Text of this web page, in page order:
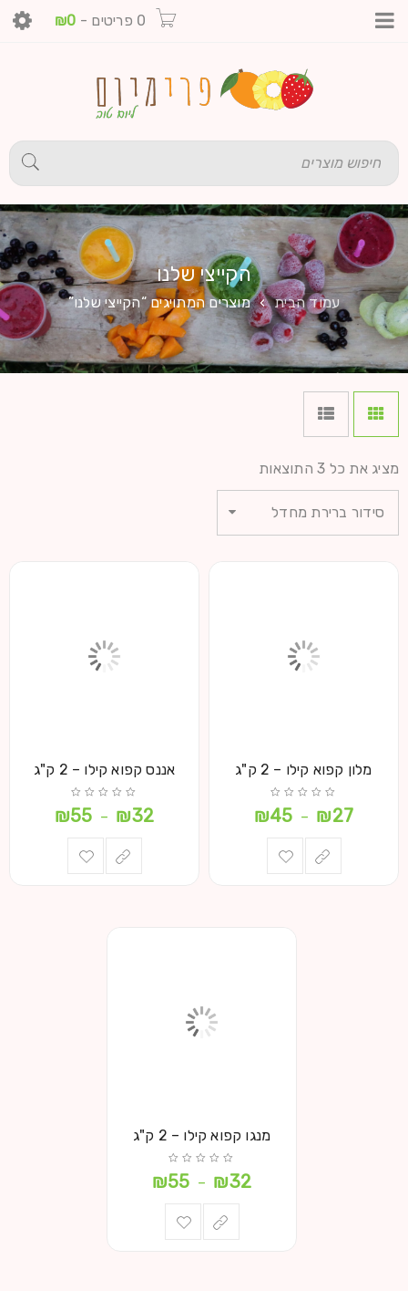
0 פריטים -
₪0
הקייצי שלנו
עמוד הבית › מוצרים המתויגים “הקייצי שלנו”
מציג את כל 3 התוצאות
סידור ברירת מחדל
מלון קפוא קילו – 2 ק"ג
₪27
–
₪45
אננס קפוא קילו – 2 ק"ג
₪32
–
₪55
מנגו קפוא קילו – 2 ק"ג
₪32
–
₪55